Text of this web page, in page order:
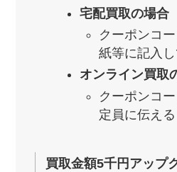
宅配買取の場合
クーポンコ
紙等に記入
オンライン買取
クーポンコ
定員に伝える
買取金額5千円アップ